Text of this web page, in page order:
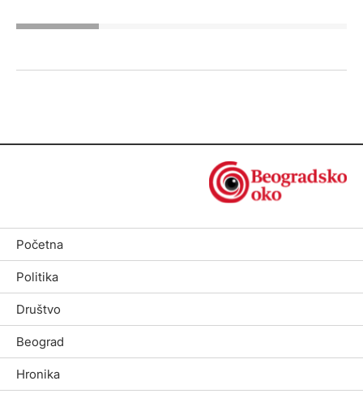
Početna
Politika
Društvo
Beograd
Hronika